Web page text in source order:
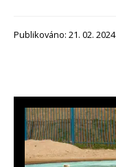
Publikováno: 21. 02. 2024